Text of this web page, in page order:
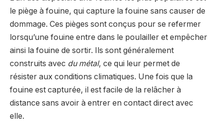
le piège à fouine, qui capture la fouine sans causer de
dommage. Ces pièges sont conçus pour se refermer
lorsqu’une fouine entre dans le poulailler et empêcher
ainsi la fouine de sortir. Ils sont généralement
construits avec du métal, ce qui leur permet de
résister aux conditions climatiques. Une fois que la
fouine est capturée, il est facile de la relâcher à
distance sans avoir à entrer en contact direct avec
elle.